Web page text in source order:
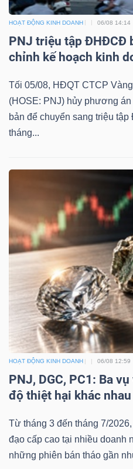
HOẠT ĐỘNG KINH DOANH 06/08 14:14
PNJ triệu tập ĐHĐCĐ
chỉnh kế hoạch kinh
Tối 05/08, HĐQT CTCP
(HOSE: PNJ) hủy phương
bản để chuyển sang triệu
tháng...
HOẠT ĐỘNG KINH DOANH 06/08 12:59
PNJ, DGC, PC1: Ba
độ thiệt hại khác nhau
Từ tháng 3 đến tháng 7/
đạo cấp cao tại nhiều doanh
những phiên bán tháo gần
Công
cụ
đầu
tư
Truyền
tài
chính